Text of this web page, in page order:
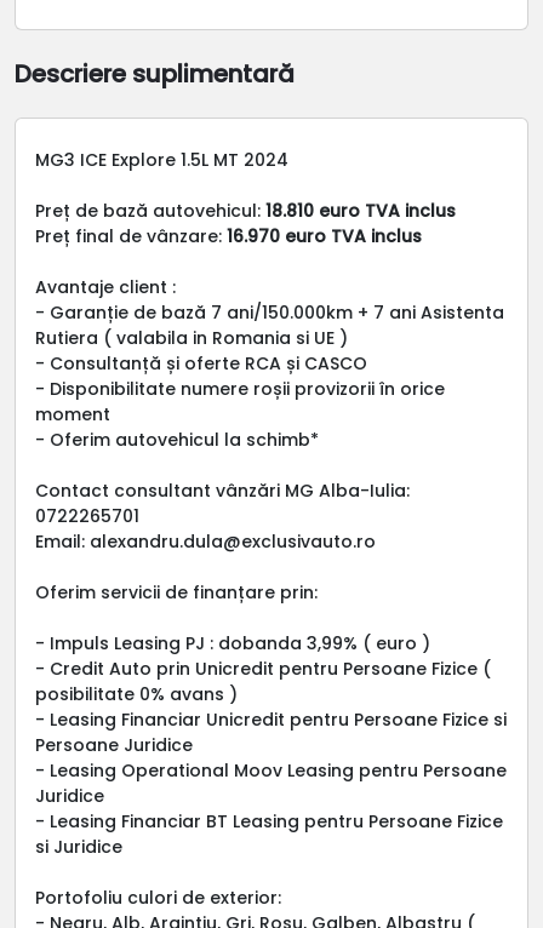
Descriere suplimentară
MG3 ICE Explore 1.5L MT 2024
Preț de bază autovehicul: 18.810 euro TVA inclus
Preț final de vânzare: 16.970 euro TVA inclus
Avantaje client :
- Garanție de bază 7 ani/150.000km + 7 ani Asistenta
Rutiera ( valabila in Romania si UE )
- Consultanță și oferte RCA și CASCO
- Disponibilitate numere roșii provizorii în orice
moment
- Oferim autovehicul la schimb*
Contact consultant vânzări MG Alba-Iulia:
0722265701
Email: alexandru.dula@exclusivauto.ro
Oferim servicii de finanțare prin:
- Impuls Leasing PJ : dobanda 3,99% ( euro )
- Credit Auto prin Unicredit pentru Persoane Fizice (
posibilitate 0% avans )
- Leasing Financiar Unicredit pentru Persoane Fizice si
Persoane Juridice
- Leasing Operational Moov Leasing pentru Persoane
Juridice
- Leasing Financiar BT Leasing pentru Persoane Fizice
si Juridice
Portofoliu culori de exterior:
- Negru, Alb, Argintiu, Gri, Rosu, Galben, Albastru (